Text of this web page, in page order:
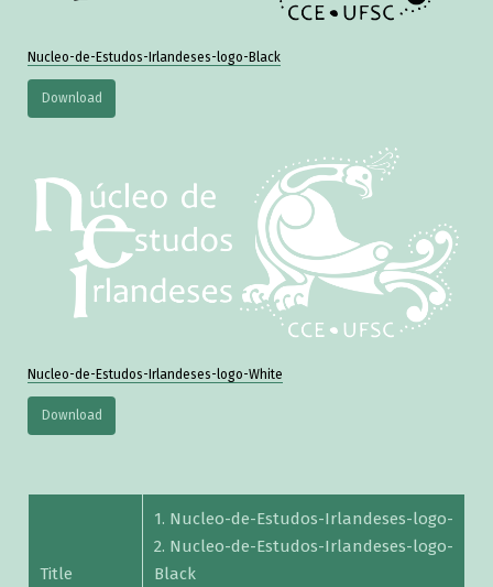
Nucleo-de-Estudos-Irlandeses-logo-Black
Download
Nucleo-de-Estudos-Irlandeses-logo-White
Download
Title
1. Nucleo-de-Estudos-Irlandeses-logo-
2. Nucleo-de-Estudos-Irlandeses-logo-
Black